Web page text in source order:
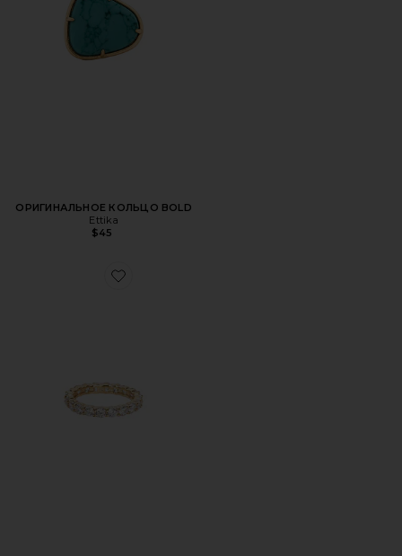
ОРИГИНАЛЬНОЕ КОЛЬЦО BOLD
Ettika
$45
Favorite КОЛЬЦО ETERNITY